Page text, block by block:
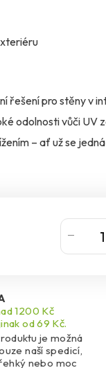
řešení pro stěny v
odolnosti vůči UV
– ať už se
hladítkem,
detaily.
prostředí.
1200 Kč
od 69 Kč.
je možná
naší spedicí,
nebo moc